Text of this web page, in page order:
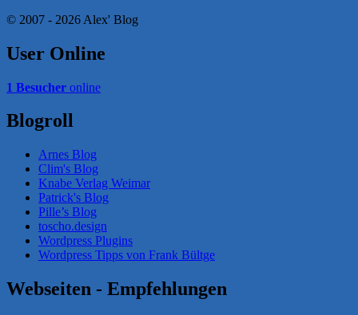
© 2007 - 2026 Alex' Blog
User Online
1 Besucher online
Blogroll
Arnes Blog
Clim's Blog
Knabe Verlag Weimar
Patrick's Blog
Pille’s Blog
toscho.design
Wordpress Plugins
Wordpress Tipps von Frank Bültge
Webseiten - Empfehlungen